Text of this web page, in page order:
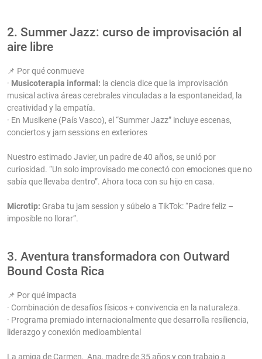
2. Summer Jazz: curso de improvisación al
aire libre
📌 Por qué conmueve
· Musicoterapia informal: la ciencia dice que la improvisación
musical activa áreas cerebrales vinculadas a la espontaneidad, la
creatividad y la empatía.
· En Musikene (País Vasco), el “Summer Jazz” incluye escenas,
conciertos y jam sessions en exteriores
Nuestro estimado Javier, un padre de 40 años, se unió por
curiosidad. “Un solo improvisado me conectó con emociones que no
sabía que llevaba dentro”. Ahora toca con su hijo en casa.
Microtip: Graba tu jam session y súbelo a TikTok: “Padre feliz –
imposible no llorar”.
3. Aventura transformadora con Outward
Bound Costa Rica
📌 Por qué impacta
· Combinación de desafíos físicos + convivencia en la naturaleza.
· Programa premiado internacionalmente que desarrolla resiliencia,
liderazgo y conexión medioambiental
La amiga de Carmen, Ana, madre de 35 años y con trabajo a